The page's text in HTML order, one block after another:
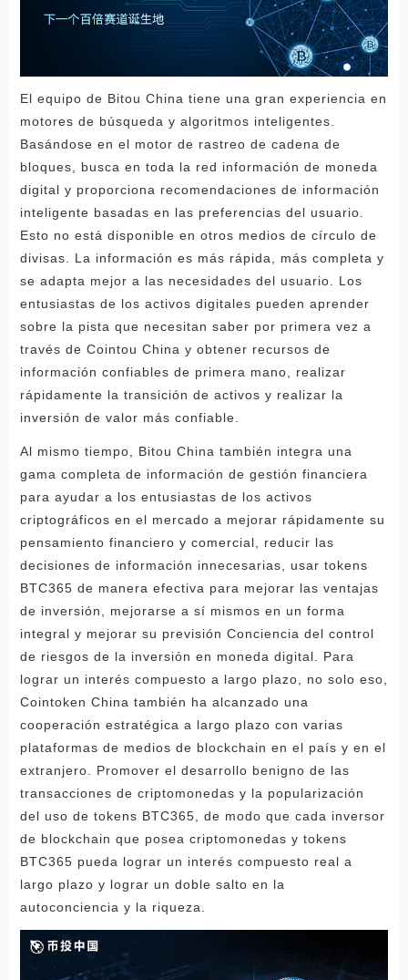
El equipo de Bitou China tiene una gran experiencia en
motores de búsqueda y algoritmos inteligentes.
Basándose en el motor de rastreo de cadena de
bloques, busca en toda la red información de moneda
digital y proporciona recomendaciones de información
inteligente basadas en las preferencias del usuario.
Esto no está disponible en otros medios de círculo de
divisas. La información es más rápida, más completa y
se adapta mejor a las necesidades del usuario. Los
entusiastas de los activos digitales pueden aprender
sobre la pista que necesitan saber por primera vez a
través de Cointou China y obtener recursos de
información confiables de primera mano, realizar
rápidamente la transición de activos y realizar la
inversión de valor más confiable.
Al mismo tiempo, Bitou China también integra una
gama completa de información de gestión financiera
para ayudar a los entusiastas de los activos
criptográficos en el mercado a mejorar rápidamente su
pensamiento financiero y comercial, reducir las
decisiones de información innecesarias, usar tokens
BTC365 de manera efectiva para mejorar las ventajas
de inversión, mejorarse a sí mismos en un forma
integral y mejorar su previsión Conciencia del control
de riesgos de la inversión en moneda digital. Para
lograr un interés compuesto a largo plazo, no solo eso,
Cointoken China también ha alcanzado una
cooperación estratégica a largo plazo con varias
plataformas de medios de blockchain en el país y en el
extranjero. Promover el desarrollo benigno de las
transacciones de criptomonedas y la popularización
del uso de tokens BTC365, de modo que cada inversor
de blockchain que posea criptomonedas y tokens
BTC365 pueda lograr un interés compuesto real a
largo plazo y lograr un doble salto en la
autoconciencia y la riqueza.